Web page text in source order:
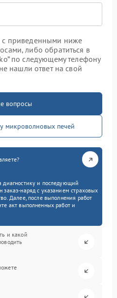
с приведенными ниже
либо обратиться в
по следующему телефону
нашли ответ на свой
вопросы
микроволновых печей
диагностику и последующий
заказ-наряд с указанием страховых
Далее, после выполнения работ
акт выполненных работ и
и какой